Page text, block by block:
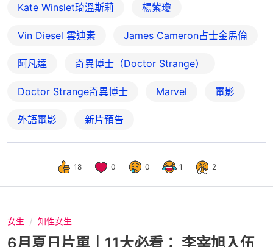
Kate Winslet琦溫斯莉 楊紫瓊
Vin Diesel 雲迪素 James Cameron占士金馬倫
阿凡達 奇異博士（Doctor Strange）
Doctor Strange奇異博士 Marvel 電影
外語電影 新片預告
18 0 0 1 2
女生 知性女生
6月夏日片單｜11大必看： 李宰旭入伍